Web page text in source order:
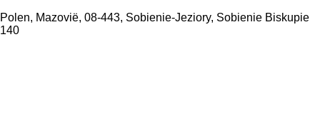
Polen, Mazovië, 08-443, Sobienie-Jeziory, Sobienie Biskupie
140